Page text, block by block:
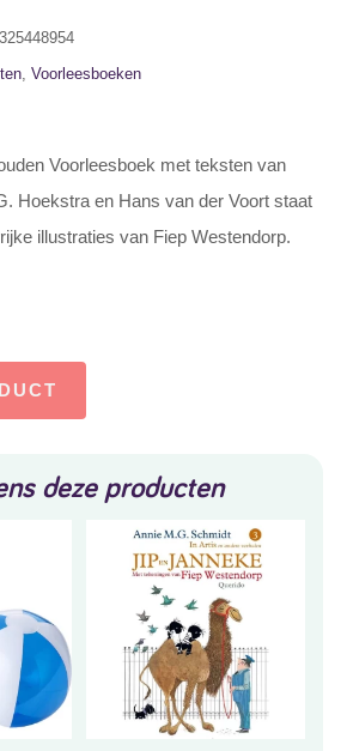
, Voorleesboeken
Voorleesboek met teksten van
Hoekstra en Hans van der Voort staat
illustraties van Fiep Westendorp.
deze producten